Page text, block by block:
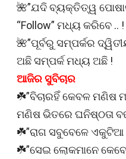
🌺”ଯଦି ବ୍ୟକ୍ତିତ୍ୱ
“Follow” ମଧ୍ୟ କରିବେ .. !
🌺”ପୂର୍ବରୁ ସମ୍ପର୍କର
ଅଛି ସମ୍ପର୍କ ମଧ୍ୟ ଅଛି !
ଆଜିର ସୁବିଚାର
☘️”ବିଚାରହିଁ କେବଳ ମଣିଷ
ମଣିଷ ଭିତରେ ଘନିଷ୍ଠତା
☘️”ରାଗ ସବୁବେଳେ
☘️”ସେଇ ଲୋକମାନେ